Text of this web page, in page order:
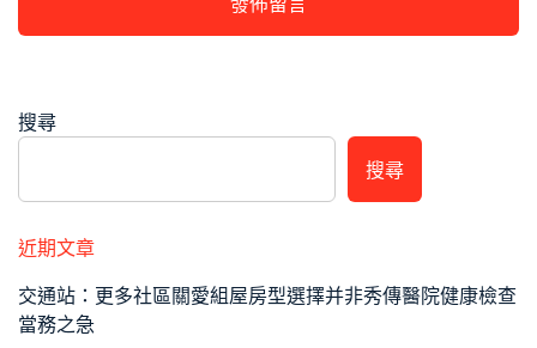
搜尋
搜尋
近期文章
交通站：更多社區關愛組屋房型選擇并非秀傳醫院健康檢查
當務之急